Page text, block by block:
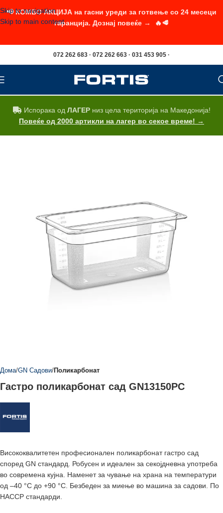
Skip to navigation
Skip to main content
072 262 683 · 072 262 663 · 031 453 905 ·
Испорака од ЛАГЕРниз цела територија на Македонија!
Повеќе од 2000 артикли на лагер во секое време! →
Дома GN Садови Поликарбонат
Гастро поликарбонат сад GN13150PC
Висококвалитетен професионален поликарбонат гастро сад
според GN стандард. Робусен и идеален за секојдневна употреба
во современа кујна. Наменет за чување на храна на температури
од –40 °C до +90 °C. Безбеден за миење во машина за садови. По
HACCP стандарди.
📢 КОМБО АКЦИЈА на гасни уреди за готвење со 24 месеци
гаранција. Дознај повеќе → 🔥🥩